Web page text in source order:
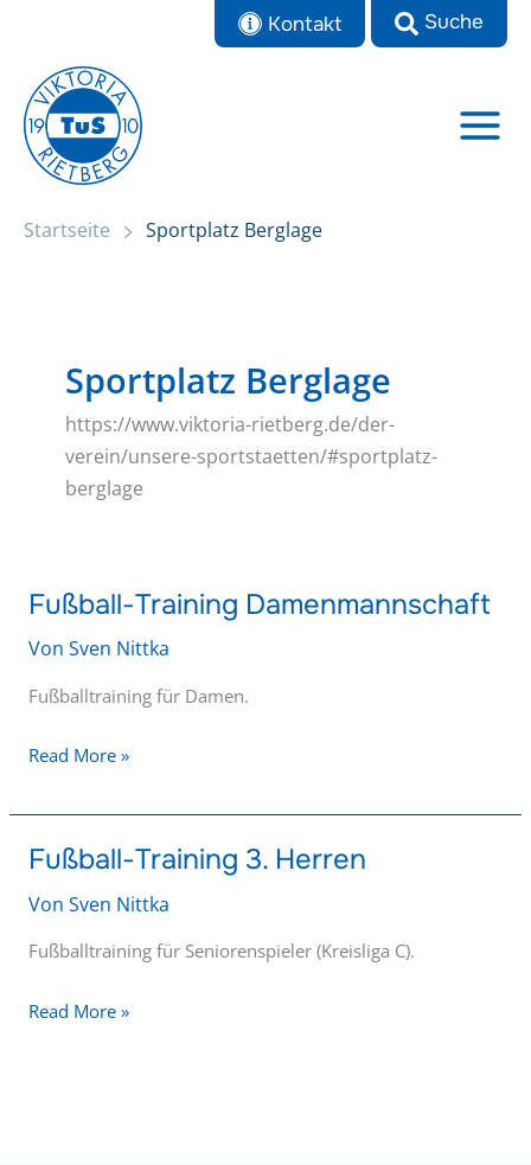
springen
Kontakt
Startseite Sportplatz Berglage
Sportplatz Berglage
https://www.viktoria-rietberg.de/der-
verein/unsere-sportstaetten/#sportplatz-
berglage
Fußball-Training Damenmannschaft
Von Sven Nittka
Fußballtraining für Damen.
Fußball-
Read More »
Fußball-Training 3. Herren
Von Sven Nittka
Fußballtraining für Seniorenspieler (Kreisliga C).
Fußball-
Herren
Read More »